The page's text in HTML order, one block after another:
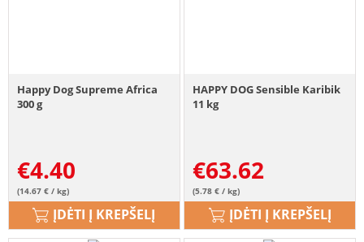
Happy Dog Supreme Africa
300 g
€4.40
(14.67 € / kg)
ĮDĖTI Į KREPŠELĮ
HAPPY DOG Sensible Karibik
11 kg
€63.62
(5.78 € / kg)
ĮDĖTI Į KREPŠELĮ